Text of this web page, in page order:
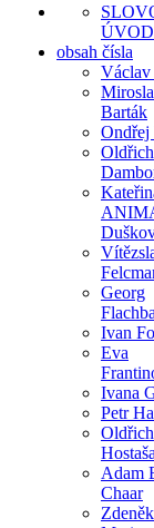
obsah čísla
Václav
Barták
Ondřej
Oldřich
Georg
Ivan
Eva
Ivana
Petr
Oldřich
Hostaša
Adam
Chaar